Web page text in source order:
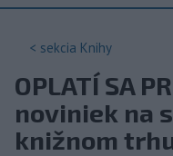
< sekcia Knihy
OPLATÍ SA
noviniek na
knižnom